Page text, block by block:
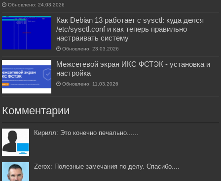
Обновлено: 24.03.2026
Как Debian 13 работает с sysctl: куда делся
/etc/sysctl.conf и как теперь правильно
настраивать систему
Обновлено: 23.03.2026
Межсетевой экран ИКС ФСТЭК - установка и
настройка
Обновлено: 11.03.2026
Комментарии
Кирилл: Это конечно печально......
Zerox: Полезные замечания по делу. Спасибо....